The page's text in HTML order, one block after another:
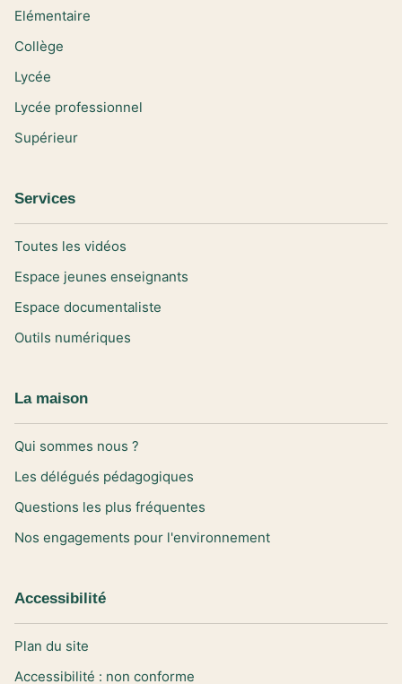
Elémentaire
Collège
Lycée
Lycée professionnel
Supérieur
Services
Toutes les vidéos
Espace jeunes enseignants
Espace documentaliste
Outils numériques
La maison
Qui sommes nous ?
Les délégués pédagogiques
Questions les plus fréquentes
Nos engagements pour l'environnement
Accessibilité
Plan du site
Accessibilité : non conforme